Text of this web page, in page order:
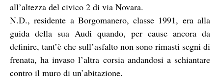
all’altezza del civico 2 di via Novara.
N.D., residente a Borgomanero, classe 1991, era alla
guida della sua Audi quando, per cause ancora da
definire, tant’è che sull’asfalto non sono rimasti segni di
frenata, ha invaso l’altra corsia andandosi a schiantare
contro il muro di un’abitazione.